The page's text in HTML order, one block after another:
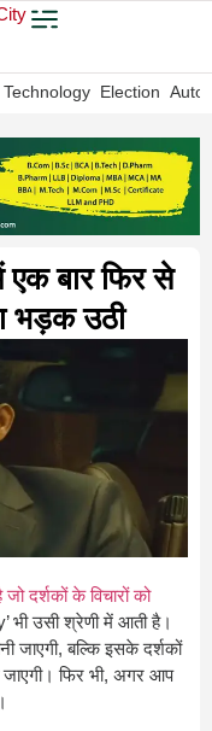
Technology Election Auto
एक बार फिर से
भड़क उठी
दर्शकों के विचारों को
भी उसी श्रेणी में आती है।
जाएगी, बल्कि इसके दर्शकों
फिर भी, अगर आप